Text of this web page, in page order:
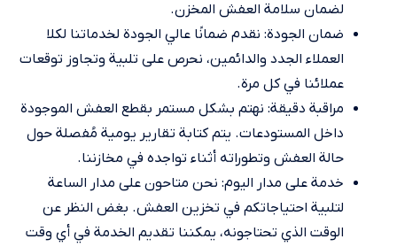
لضمان سلامة العفش المخزن.
ضمان الجودة: نقدم ضمانًا عالي الجودة لخدماتنا لكلا
العملاء الجدد والدائمين، نحرص على تلبية وتجاوز توقعات
عملائنا في كل مرة.
مراقبة دقيقة: نهتم بشكل مستمر بقطع العفش الموجودة
داخل المستودعات. يتم كتابة تقارير يومية مُفصلة حول
حالة العفش وتطوراته أثناء تواجده في مخازننا.
خدمة على مدار اليوم: نحن متاحون على مدار الساعة
لتلبية احتياجاتكم في تخزين العفش. بغض النظر عن
الوقت الذي تحتاجونه، يمكننا تقديم الخدمة في أي وقت